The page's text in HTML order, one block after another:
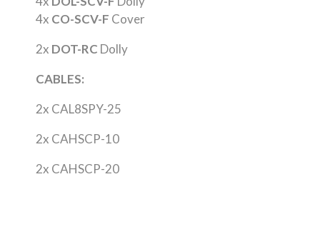
4x CO-SCV-F Cover
2x DOT-RC Dolly
CABLES:
2x CAL8SPY-25
2x CAHSCP-10
2x CAHSCP-20